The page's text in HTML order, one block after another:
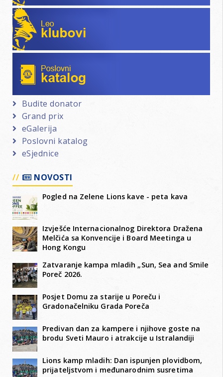
Leo klubovi
Budite donator
Grand prix
eGalerija
Poslovni katalog
eSjednice
NOVOSTI
Pogled na Zelene Lions kave - peta kava
Izvješće Internacionalnog Direktora Dražena
Melčića sa Konvencije i Board Meetinga u
Hong Kongu
Zatvaranje kampa mladih „Sun, Sea and Smile
Poreč 2026.
Posjet Domu za starije u Poreču i
Gradonačelniku Grada Poreča
Predivan dan za kampere i njihove goste na
brodu Sveti Mauro i atrakcije u Istralandiji
Lions kamp mladih: Dan ispunjen plovidbom,
prijateljstvom i međunarodnim susretima